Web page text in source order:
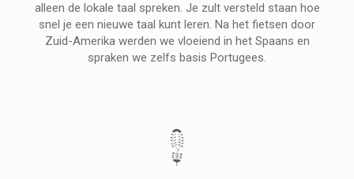
alleen de lokale taal spreken. Je zult versteld staan ​​hoe
snel je een nieuwe taal kunt leren. Na het fietsen door
Zuid-Amerika werden we vloeiend in het Spaans en
spraken we zelfs basis Portugees.